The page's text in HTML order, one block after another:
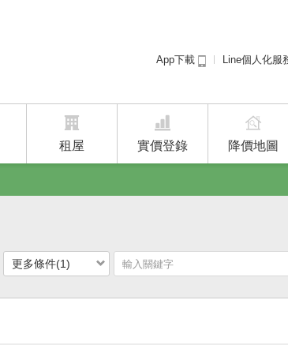
App下載 Line個人化服
租屋 實價登錄 降價地圖
更多條件(1)